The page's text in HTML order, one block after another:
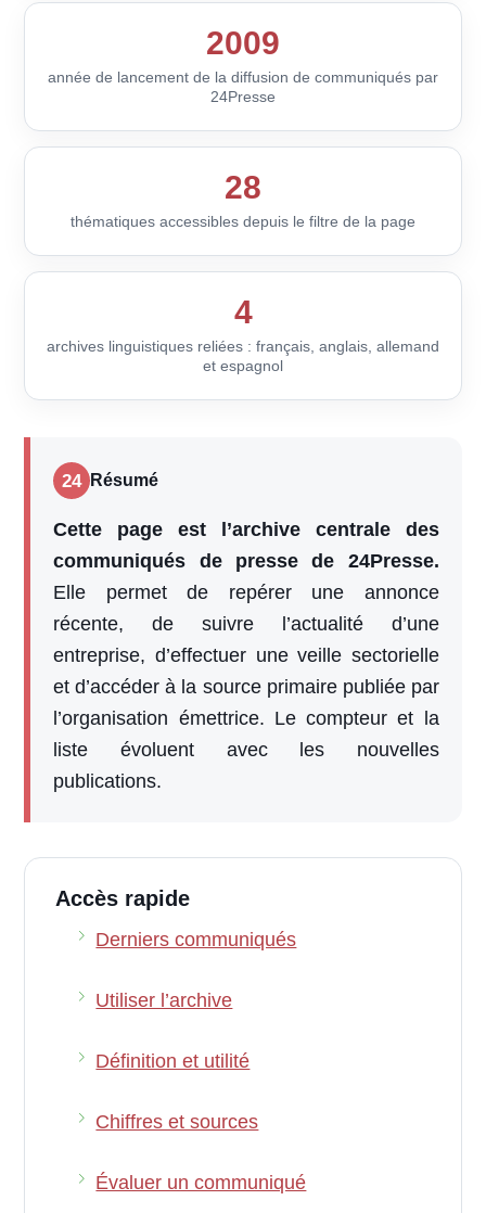
2009
année de lancement de la diffusion de communiqués par
24Presse
28
thématiques accessibles depuis le filtre de la page
4
archives linguistiques reliées : français, anglais, allemand
et espagnol
24 Résumé
Cette page est l’archive centrale des
communiqués de presse de 24Presse.
Elle permet de repérer une annonce
récente, de suivre l’actualité d’une
entreprise, d’effectuer une veille sectorielle
et d’accéder à la source primaire publiée par
l’organisation émettrice. Le compteur et la
liste évoluent avec les nouvelles
publications.
Accès rapide
Derniers communiqués
Utiliser l’archive
Définition et utilité
Chiffres et sources
Évaluer un communiqué